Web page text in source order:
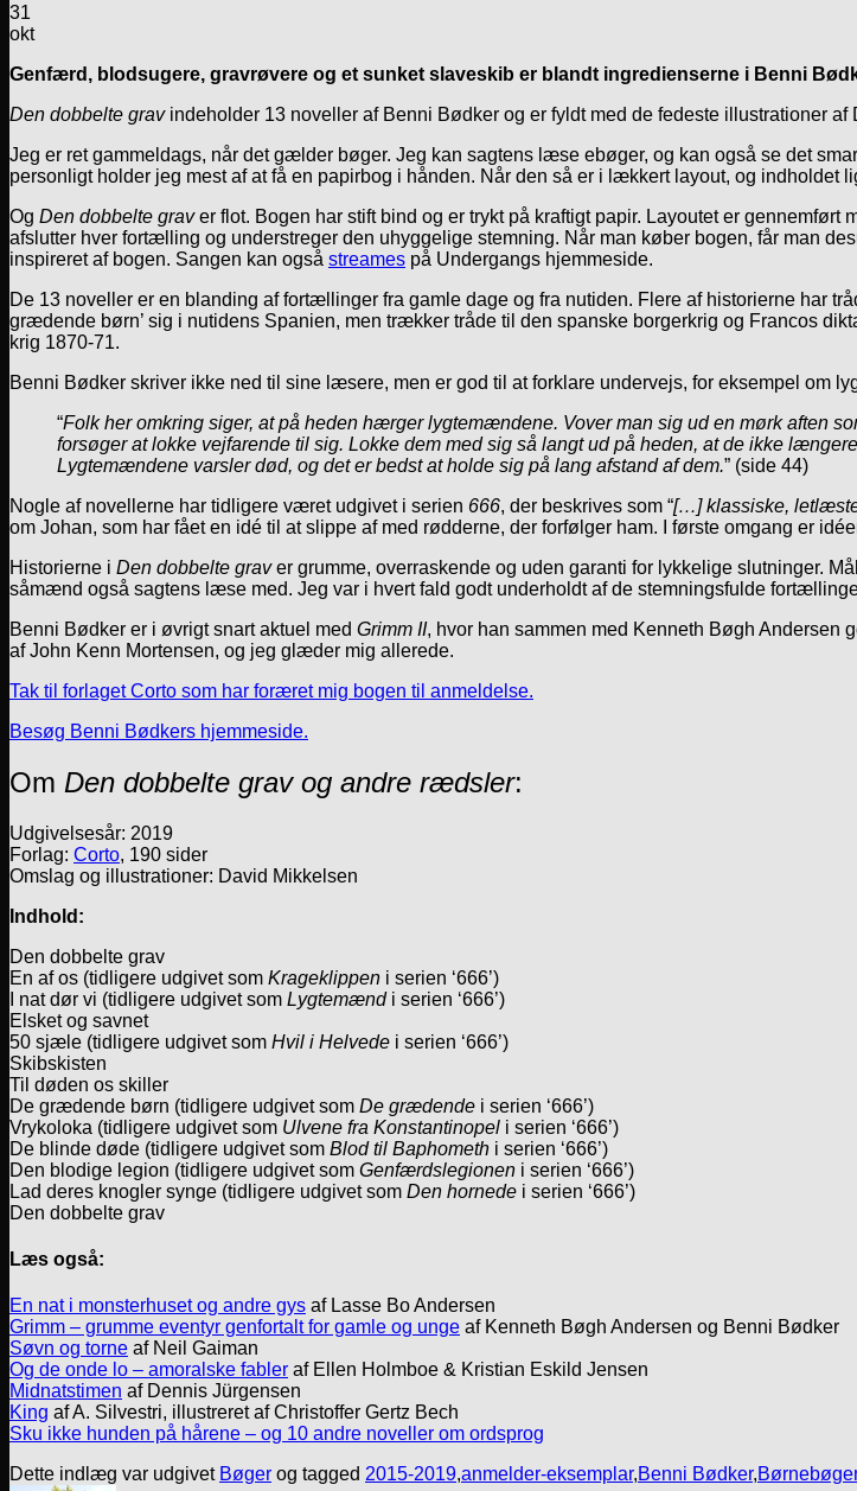
31
okt
Genfærd, blodsugere, gravrøvere og et sunket slaveskib er blandt ingredienserne i Benni
Den dobbelte gravindeholder 13 noveller af Benni Bødker og er fyldt med de fedeste illustrationer af
Jeg er ret gammeldags, når det gælder bøger. Jeg kan sagtens læse ebøger, og kan også se det
personligt holder jeg mest af at få en papirbog i hånden. Når den så er i lækkert layout, og indholdet
Og Den dobbelte graver flot. Bogen har stift bind og er trykt på kraftigt papir. Layoutet er
afslutter hver fortælling og understreger den uhyggelige stemning. Når man køber bogen, får man
inspireret af bogen. Sangen kan også streames på Undergangs hjemmeside.
De 13 noveller er en blanding af fortællinger fra gamle dage og fra nutiden. Flere af historierne har
grædende børn’ sig i nutidens Spanien, men trækker tråde til den spanske borgerkrig og Francos
krig 1870-71.
Benni Bødker skriver ikke ned til sine læsere, men er god til at forklare undervejs, for eksempel om
“Folk her omkring siger, at på heden hærger lygtemændene. Vover man sig ud en mørk aften
forsøger at lokke vejfarende til sig. Lokke dem med sig så langt ud på heden, at de ikke
Lygtemændene varsler død, og det er bedst at holde sig på lang afstand af dem.” (side 44)
Nogle af novellerne har tidligere været udgivet i serien 666, der beskrives som “[…] klassiske,
om Johan, som har fået en idé til at slippe af med rødderne, der forfølger ham. I første omgang er
Historierne i Den dobbelte graver grumme, overraskende og uden garanti for lykkelige slutninger.
såmænd også sagtens læse med. Jeg var i hvert fald godt underholdt af de stemningsfulde
Benni Bødker er i øvrigt snart aktuel med Grimm II, hvor han sammen med Kenneth Bøgh Andersen
af John Kenn Mortensen, og jeg glæder mig allerede.
Tak til forlaget Corto som har foræret mig bogen til anmeldelse.
Besøg Benni Bødkers hjemmeside.
Om Den dobbelte grav og andre rædsler:
Udgivelsesår: 2019
Forlag: Corto, 190 sider
Omslag og illustrationer: David Mikkelsen
Indhold:
Den dobbelte grav
En af os (tidligere udgivet som Krageklippen i serien ‘666’)
I nat dør vi (tidligere udgivet som Lygtemændi serien ‘666’)
Elsket og savnet
50 sjæle (tidligere udgivet som Hvil i Helvede i serien ‘666’)
Skibskisten
Til døden os skiller
De grædende børn (tidligere udgivet som De grædende i serien ‘666’)
Vrykoloka (tidligere udgivet som Ulvene fra Konstantinopel i serien ‘666’)
De blinde døde (tidligere udgivet som Blod til Baphometh i serien ‘666’)
Den blodige legion (tidligere udgivet som Genfærdslegionen i serien ‘666’)
Lad deres knogler synge (tidligere udgivet som Den hornede i serien ‘666’)
Den dobbelte grav
Læs også:
En nat i monsterhuset og andre gys af Lasse Bo Andersen
Grimm – grumme eventyr genfortalt for gamle og unge af Kenneth Bøgh Andersen og Benni Bødker
Søvn og torne af Neil Gaiman
Og de onde lo – amoralske fabler af Ellen Holmboe & Kristian Eskild Jensen
Midnatstimen af Dennis Jürgensen
King af A. Silvestri, illustreret af Christoffer Gertz Bech
Sku ikke hunden på hårene – og 10 andre noveller om ordsprog
Dette indlæg var udgivet Bøger og tagged 2015-2019,anmelder-eksemplar,Benni Bødker,Børnebøger